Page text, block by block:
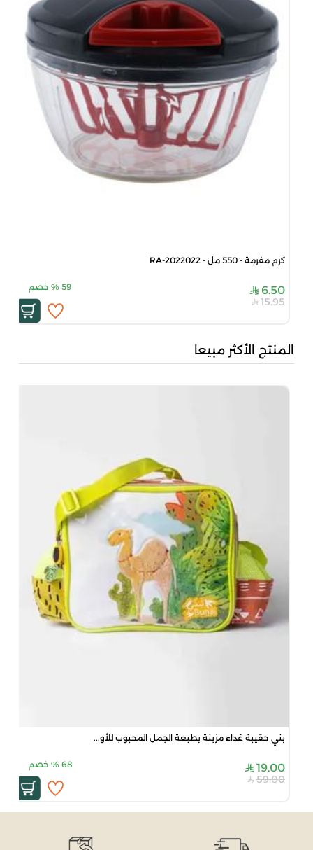
كرم مفرمة - 550 مل - RA-2022022
6.50
59
% خصم
15.95
المنتج الأكثر مبيعا
بني حقيبة غداء مزينة بطبعة الجمل المحبوب للأو...
19.00
68
% خصم
59.00